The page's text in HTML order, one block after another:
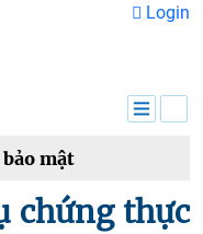
Login
mật
chứng thực